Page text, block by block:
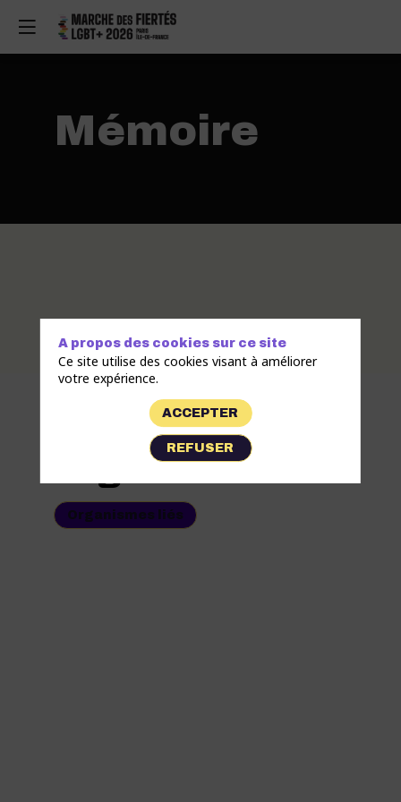
Mémoire
Organismes
Organismes liés
A propos des cookies sur ce site
Ce site utilise des cookies visant à améliorer
votre expérience.
ACCEPTER
REFUSER